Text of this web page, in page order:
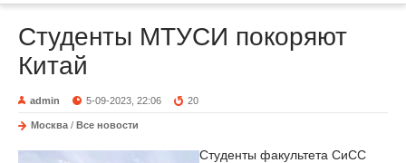
Студенты МТУСИ покоряют
Китай
admin 5-09-2023, 22:06 20
Москва / Все новости
Студенты факультета СиСС